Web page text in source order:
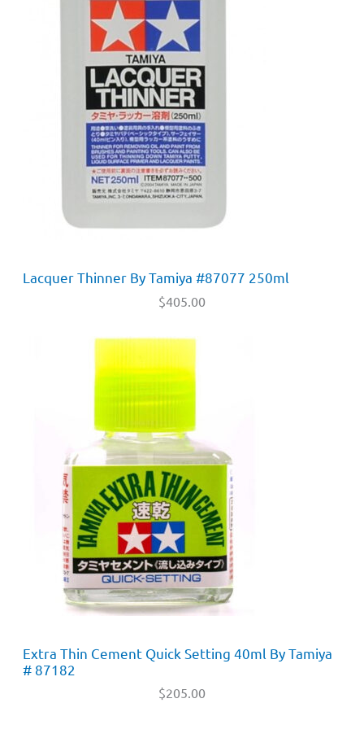
Lacquer Thinner By Tamiya #87077 250ml
$405.00
Extra Thin Cement Quick Setting 40ml By Tamiya
# 87182
$205.00